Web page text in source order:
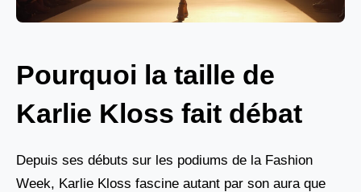
Pourquoi la taille de
Karlie Kloss fait débat
Depuis ses débuts sur les podiums de la Fashion
Week, Karlie Kloss fascine autant par son aura que